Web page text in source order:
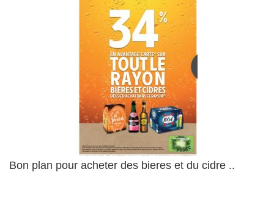
Bon plan pour acheter des bieres et du cidre ..